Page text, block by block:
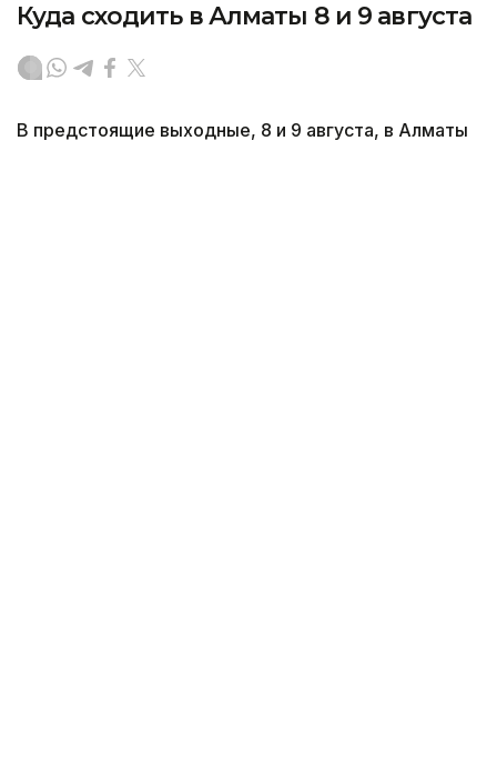
Куда сходить в Алматы 8 и 9 августа
В предстоящие выходные, 8 и 9 августа, в Алматы